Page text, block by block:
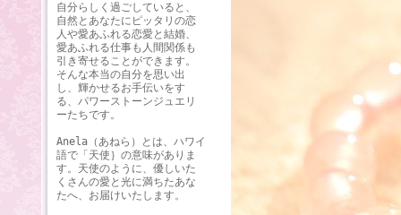
自分らしく過ごしていると、
自然とあなたにピッタリの恋
人や愛あふれる恋愛と結婚、
愛あふれる仕事も人間関係も
引き寄せることができます。
そんな本当の自分を思い出
し、輝かせるお手伝いをす
る、パワーストーンジュエリ
ーたちです。
Anela（あねら）とは、ハワイ
語で「天使｝の意味がありま
す。天使のように、優しいた
くさんの愛と光に満ちたあな
たへ、お届けいたします。